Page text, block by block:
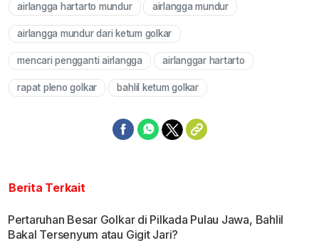
airlangga hartarto mundur airlangga mundur
airlangga mundur dari ketum golkar
mencari pengganti airlangga airlanggar hartarto
rapat pleno golkar bahlil ketum golkar
Berita Terkait
Pertaruhan Besar Golkar di Pilkada Pulau Jawa, Bahlil
Bakal Tersenyum atau Gigit Jari?